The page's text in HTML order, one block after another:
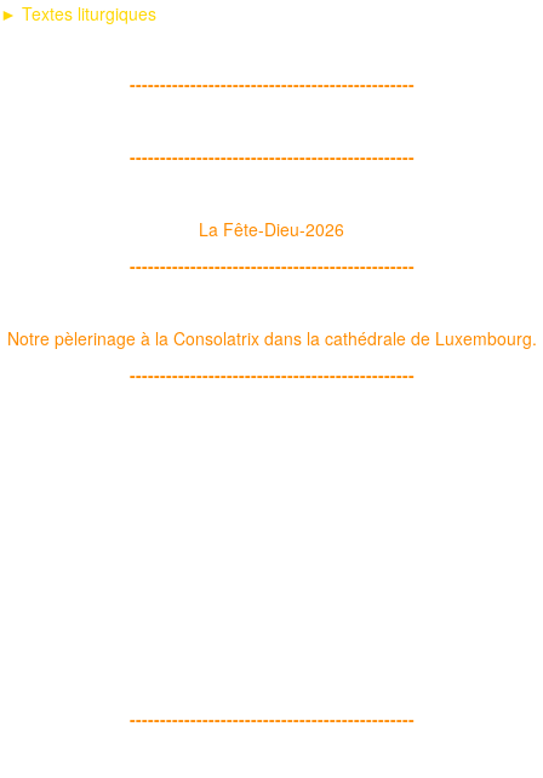
► Textes liturgiques
-----------------------------------------------
-----------------------------------------------
La Fête-Dieu-2026
-----------------------------------------------
Notre pèlerinage à la Consolatrix dans la cathédrale de Luxembourg.
-----------------------------------------------
-----------------------------------------------